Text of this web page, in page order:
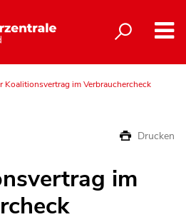
Koalitionsvertrag im Verbrauchercheck
Drucken
im